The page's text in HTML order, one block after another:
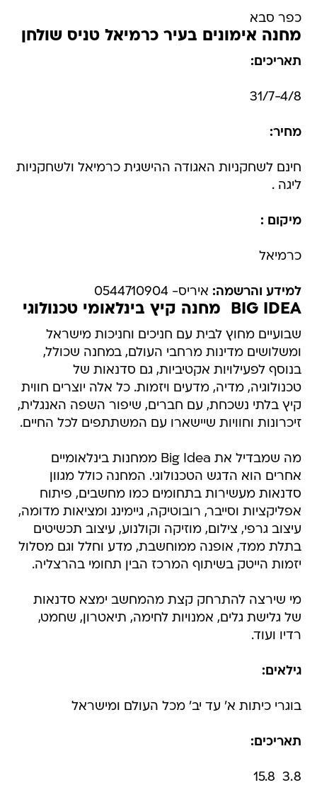
כפר סבא
מחנה אימונים בעיר כרמיאל טניס שולחן
תאריכים:
31/7-4/8
מחיר:
חינם לשחקניות האגודה ההישגית כרמיאל ולשחקניות
ליגה .
מיקום :
כרמיאל
למידע והרשמה: איריס- 0544710904
BIG IDEA  מחנה קיץ בינלאומי טכנולוגי
שבועיים מחוץ לבית עם חניכים וחניכות מישראל
ומשלושים מדינות מרחבי העולם, במחנה שכולל,
בנוסף לפעילויות אקטיביות, גם סדנאות של
טכנולוגיה, מדיה, מדעים ויזמות. כל אלה יוצרים חווית
קיץ בלתי נשכחת, עם חברים, שיפור השפה האנגלית,
זיכרונות וחוויות שיישארו עם המשתתפים לכל החיים.
מה שמבדיל את Big Idea ממחנות בינלאומיים
אחרים הוא הדגש הטכנולוגי. המחנה כולל מגוון
סדנאות מעשירות בתחומים כמו מחשבים, פיתוח
אפליקציות וסייבר, רובוטיקה, גיימינג ומציאות מדומה,
עיצוב גרפי, צילום, מוזיקה וקולנוע, עיצוב תכשיטים
בתלת ממד, אופנה ממוחשבת, מדע וחלל וגם מסלול
יזמות הייטק בשיתוף המרכז הבין תחומי בהרצליה.
מי שירצה להתרחק קצת מהמחשב ימצא סדנאות
של גלישת גלים, אמנויות לחימה, תיאטרון, שחמט,
רדיו ועוד.
גילאים:
בוגרי כיתות א' עד יב' מכל העולם ומישראל
תאריכים:
3.8  15.8